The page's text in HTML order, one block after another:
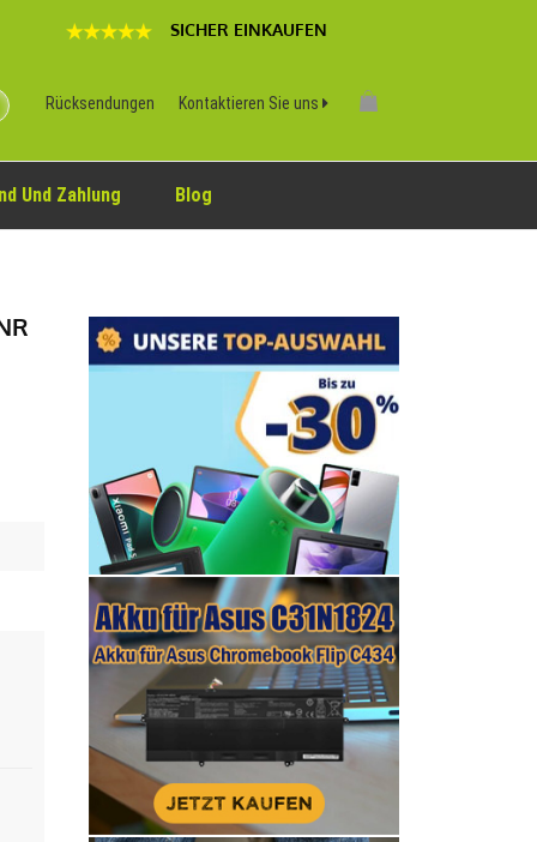
SICHER EINKAUFEN
Rücksendungen Kontaktieren Sie uns
Und Zahlung Blog